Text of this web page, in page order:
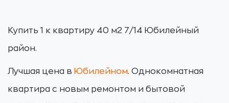
Купить 1 к квартиру 40 м2 7/14 Юбилейный
район.
Лучшая цена в Юбилейном. Однокомнатная
квартира с новым ремонтом и бытовой